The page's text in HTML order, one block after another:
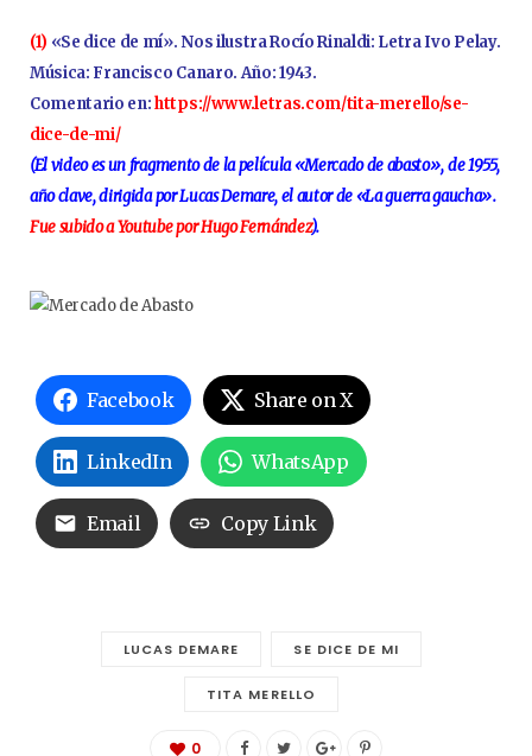
(1) «Se dice de mí». Nos ilustra Rocío Rinaldi: Letra Ivo Pelay.
Música: Francisco Canaro. Año: 1943.
Comentario en:https://www.letras.com/tita-merello/se-
dice-de-mi/
(El video es un fragmento de la película «Mercado de abasto», de 1955,
año clave, dirigida por Lucas Demare, el autor de «La guerra gaucha».
Fue subido a Youtube por Hugo Fernández).
Facebook Share on X
LinkedIn WhatsApp
Email Copy Link
LUCAS DEMARE SE DICE DE MI
TITA MERELLO
0